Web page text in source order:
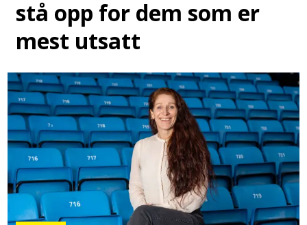
stå opp for dem som er
mest utsatt